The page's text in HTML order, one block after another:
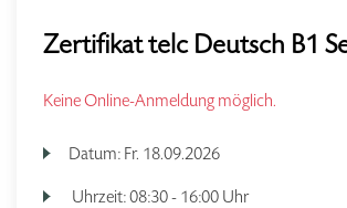
Zertifikat telc Deutsch B1
Keine Online-Anmeldung möglich.
Datum: Fr. 18.09.2026
Uhrzeit:08:30 - 16:00 Uhr